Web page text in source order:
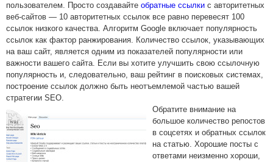
пользователем. Просто создавайте обратные ссылки с авторитетных
веб-сайтов — 10 авторитетных ссылок все равно перевесят 100
ссылок низкого качества. Алгоритм Google включает популярность
ссылок как фактор ранжирования. Количество ссылок, указывающих
на ваш сайт, является одним из показателей популярности или
важности вашего сайта. Если вы хотите улучшить свою ссылочную
популярность и, следовательно, ваш рейтинг в поисковых системах,
построение ссылок должно быть неотъемлемой частью вашей
стратегии SEO.
Обратите внимание на
большое количество репостов
в соцсетях и обратных ссылок
на статью. Хорошие посты с
ответами неизменно хороши,